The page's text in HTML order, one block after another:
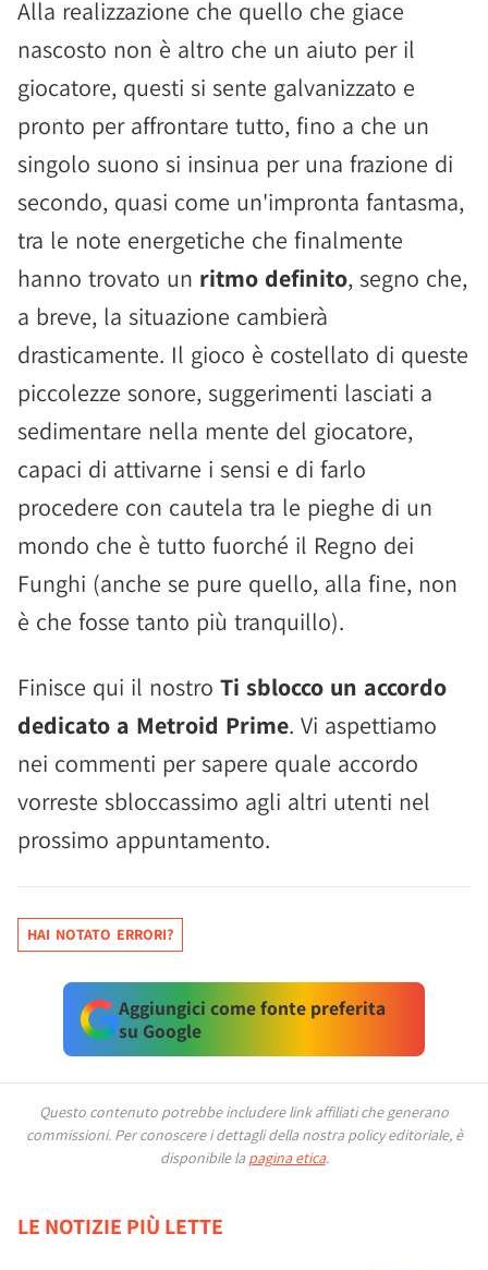
Alla realizzazione che quello che giace
nascosto non è altro che un aiuto per il
giocatore, questi si sente galvanizzato e
pronto per affrontare tutto, fino a che un
singolo suono si insinua per una frazione di
secondo, quasi come un'impronta fantasma,
tra le note energetiche che finalmente
hanno trovato un ritmo definito, segno che,
a breve, la situazione cambierà
drasticamente. Il gioco è costellato di queste
piccolezze sonore, suggerimenti lasciati a
sedimentare nella mente del giocatore,
capaci di attivarne i sensi e di farlo
procedere con cautela tra le pieghe di un
mondo che è tutto fuorché il Regno dei
Funghi (anche se pure quello, alla fine, non
è che fosse tanto più tranquillo).
Finisce qui il nostro Ti sblocco un accordo
dedicato a Metroid Prime. Vi aspettiamo
nei commenti per sapere quale accordo
vorreste sbloccassimo agli altri utenti nel
prossimo appuntamento.
HAI NOTATO ERRORI?
Aggiungici come fonte preferita
su Google
Questo contenuto potrebbe includere link affiliati che generano
commissioni. Per conoscere i dettagli della nostra policy editoriale, è
disponibile la pagina etica.
LE NOTIZIE PIÙ LETTE